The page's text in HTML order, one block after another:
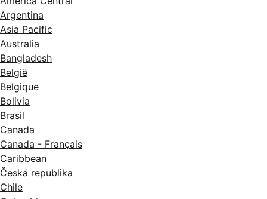
Argentina
Asia Pacific
Australia
Bangladesh
België
Belgique
Bolivia
Brasil
Canada
Canada - Français
Caribbean
Česká republika
Chile